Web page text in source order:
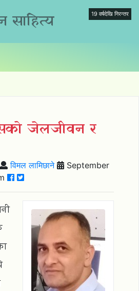
19 वर्षदेखि निरन्तर
साहित्य
जेलजीवन र
विमल लामिछाने
September